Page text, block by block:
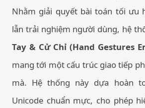
Nhằm giải quyết bài toán tối ưu
lẫn trải nghiệm người dùng, hệ
Tay & Cử Chỉ (Hand Gestures
mang tới một cấu trúc giao tiếp
mà. Hệ thống này dựa hoàn
Unicode chuẩn mực, cho phép